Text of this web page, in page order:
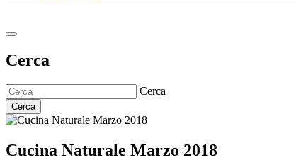
Cerca
Cerca
Cerca
Cucina Naturale Marzo 2018